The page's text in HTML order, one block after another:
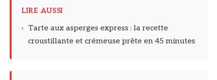
LIRE AUSSI
› Tarte aux asperges express : la recette
croustillante et crémeuse prête en 45 minutes